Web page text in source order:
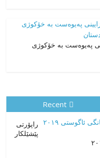
ساڵی ٢٠٢٢زایینی پەیوەست بە خۆکوژی
Recent
راپۆرتی
پێشێلكار